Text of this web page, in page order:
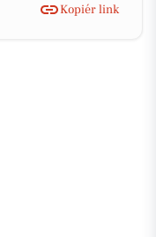
Kopiér link